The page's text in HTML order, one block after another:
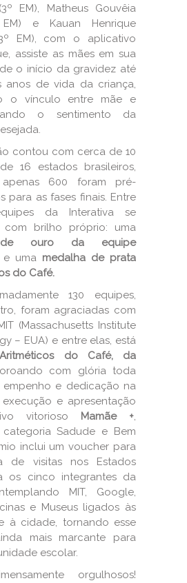
EM), Matheus Gouvêia
e Kauan Henrique
EM), com o aplicativo
assiste as mães em sua
o início da gravidez até
anos de vida da criança,
o vínculo entre mãe e
o sentimento da
contou com cerca de 10
16 estados brasileiros,
600 foram pré-
para as fases finais. Entre
da Interativa se
com brilho próprio: uma
de ouro da equipe
uma medalha de prata
do Café.
130 equipes,
foram agraciadas com
(Massachusetts Institute
– EUA) e entre elas, está
do Café, da
com glória toda
empenho e dedicação na
execução e apresentação
vitorioso Mamãe +,
Sadude e Bem
inclui um voucher para
de visitas nos Estados
os cinco integrantes da
MIT, Google,
e Museus ligados às
à cidade, tornando esse
mais marcante para
escolar.
orgulhosos!